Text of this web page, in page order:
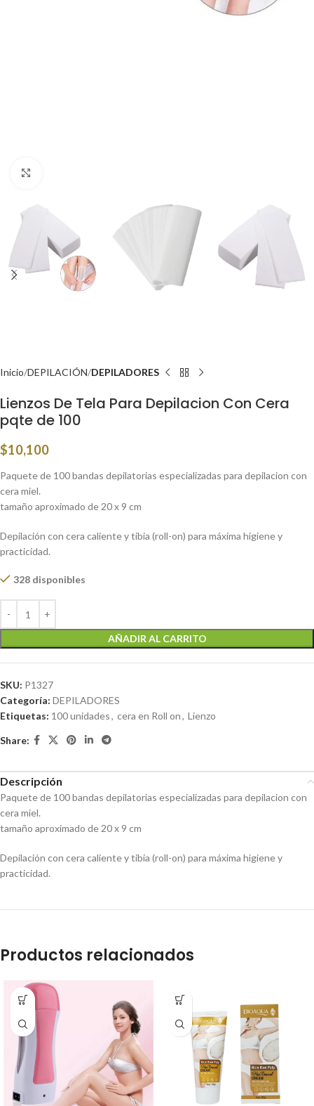
Inicio DEPILACIÓN DEPILADORES
Lienzos De Tela Para Depilacion Con Cera
pqte de 100
$10,100
Paquete de 100 bandas depilatorias especializadas para depilacion con
cera miel.
tamaño aproximado de 20 x 9 cm
Depilación con cera caliente y tibia (roll-on) para máxima higiene y
practicidad.
328 disponibles
AÑADIR AL CARRITO
SKU: P1327
Categoría: DEPILADORES
Etiquetas: 100 unidades, cera en Roll on, Lienzo
Share:
Descripción
Paquete de 100 bandas depilatorias especializadas para depilacion con
cera miel.
tamaño aproximado de 20 x 9 cm
Depilación con cera caliente y tibia (roll-on) para máxima higiene y
practicidad.
Productos relacionados